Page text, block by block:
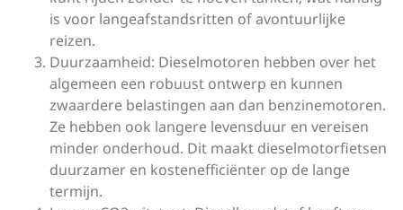
is voor langeafstandsritten of avontuurlijke
reizen.
Duurzaamheid: Dieselmotoren hebben over het
algemeen een robuust ontwerp en kunnen
zwaardere belastingen aan dan benzinemotoren.
Ze hebben ook langere levensduur en vereisen
minder onderhoud. Dit maakt dieselmotorfietsen
duurzamer en kostenefficiënter op de lange
termijn.